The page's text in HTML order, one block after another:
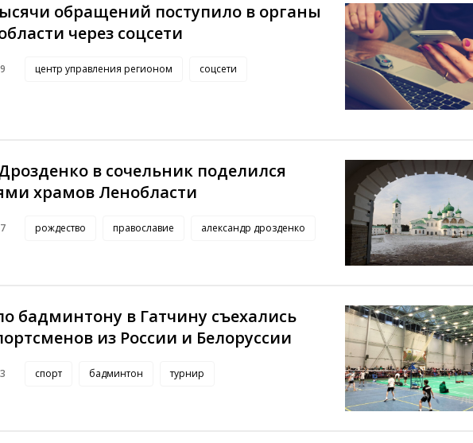
обращений поступило в органы
через соцсети
центр управления регионом соцсети
в сочельник поделился
храмов Ленобласти
рождество православие александр дрозденко
бадминтону в Гатчину съехались
из России и Белоруссии
спорт бадминтон турнир